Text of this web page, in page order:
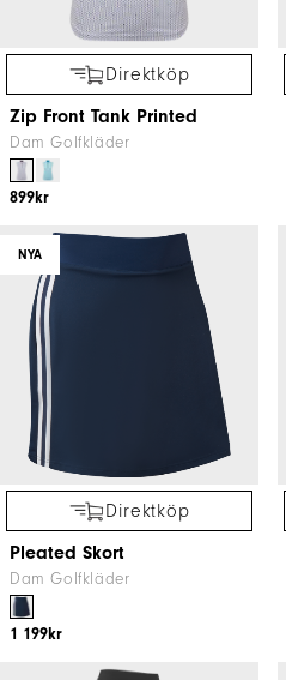
Direktköp
Zip Front Tank Printed
Dam Golfkläder
899kr
NYA
Direktköp
Pleated Skort
Dam Golfkläder
1 199kr